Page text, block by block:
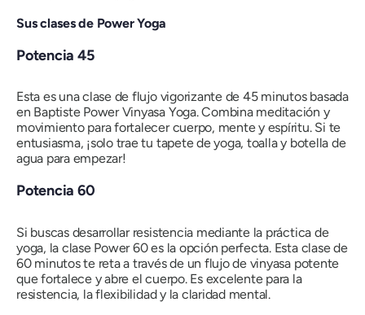
Sus clases de Power Yoga
Potencia 45
Esta es una clase de flujo vigorizante de 45 minutos basada
en Baptiste Power Vinyasa Yoga. Combina meditación y
movimiento para fortalecer cuerpo, mente y espíritu. Si te
entusiasma, ¡solo trae tu tapete de yoga, toalla y botella de
agua para empezar!
Potencia 60
Si buscas desarrollar resistencia mediante la práctica de
yoga, la clase Power 60 es la opción perfecta. Esta clase de
60 minutos te reta a través de un flujo de vinyasa potente
que fortalece y abre el cuerpo. Es excelente para la
resistencia, la flexibilidad y la claridad mental.